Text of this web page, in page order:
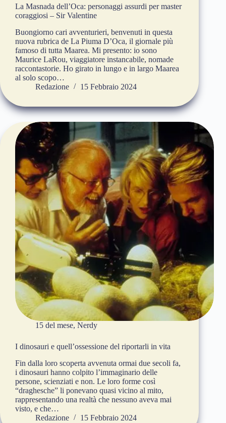
La Masnada dell’Oca: personaggi assurdi per master
coraggiosi – Sir Valentine
Buongiorno cari avventurieri, benvenuti in questa
nuova rubrica de La Piuma D’Oca, il giornale più
famoso di tutta Maarea. Mi presento: io sono
Maurice LaRou, viaggiatore instancabile, nomade
raccontastorie. Ho girato in lungo e in largo Maarea
al solo scopo…
Redazione
15 Febbraio 2024
15 del mese, Nerdy
I dinosauri e quell’ossessione del riportarli in vita
Fin dalla loro scoperta avvenuta ormai due secoli fa,
i dinosauri hanno colpito l’immaginario delle
persone, scienziati e non. Le loro forme così
“draghesche” li ponevano quasi vicino al mito,
rappresentando una realtà che nessuno aveva mai
visto, e che…
Redazione
15 Febbraio 2024